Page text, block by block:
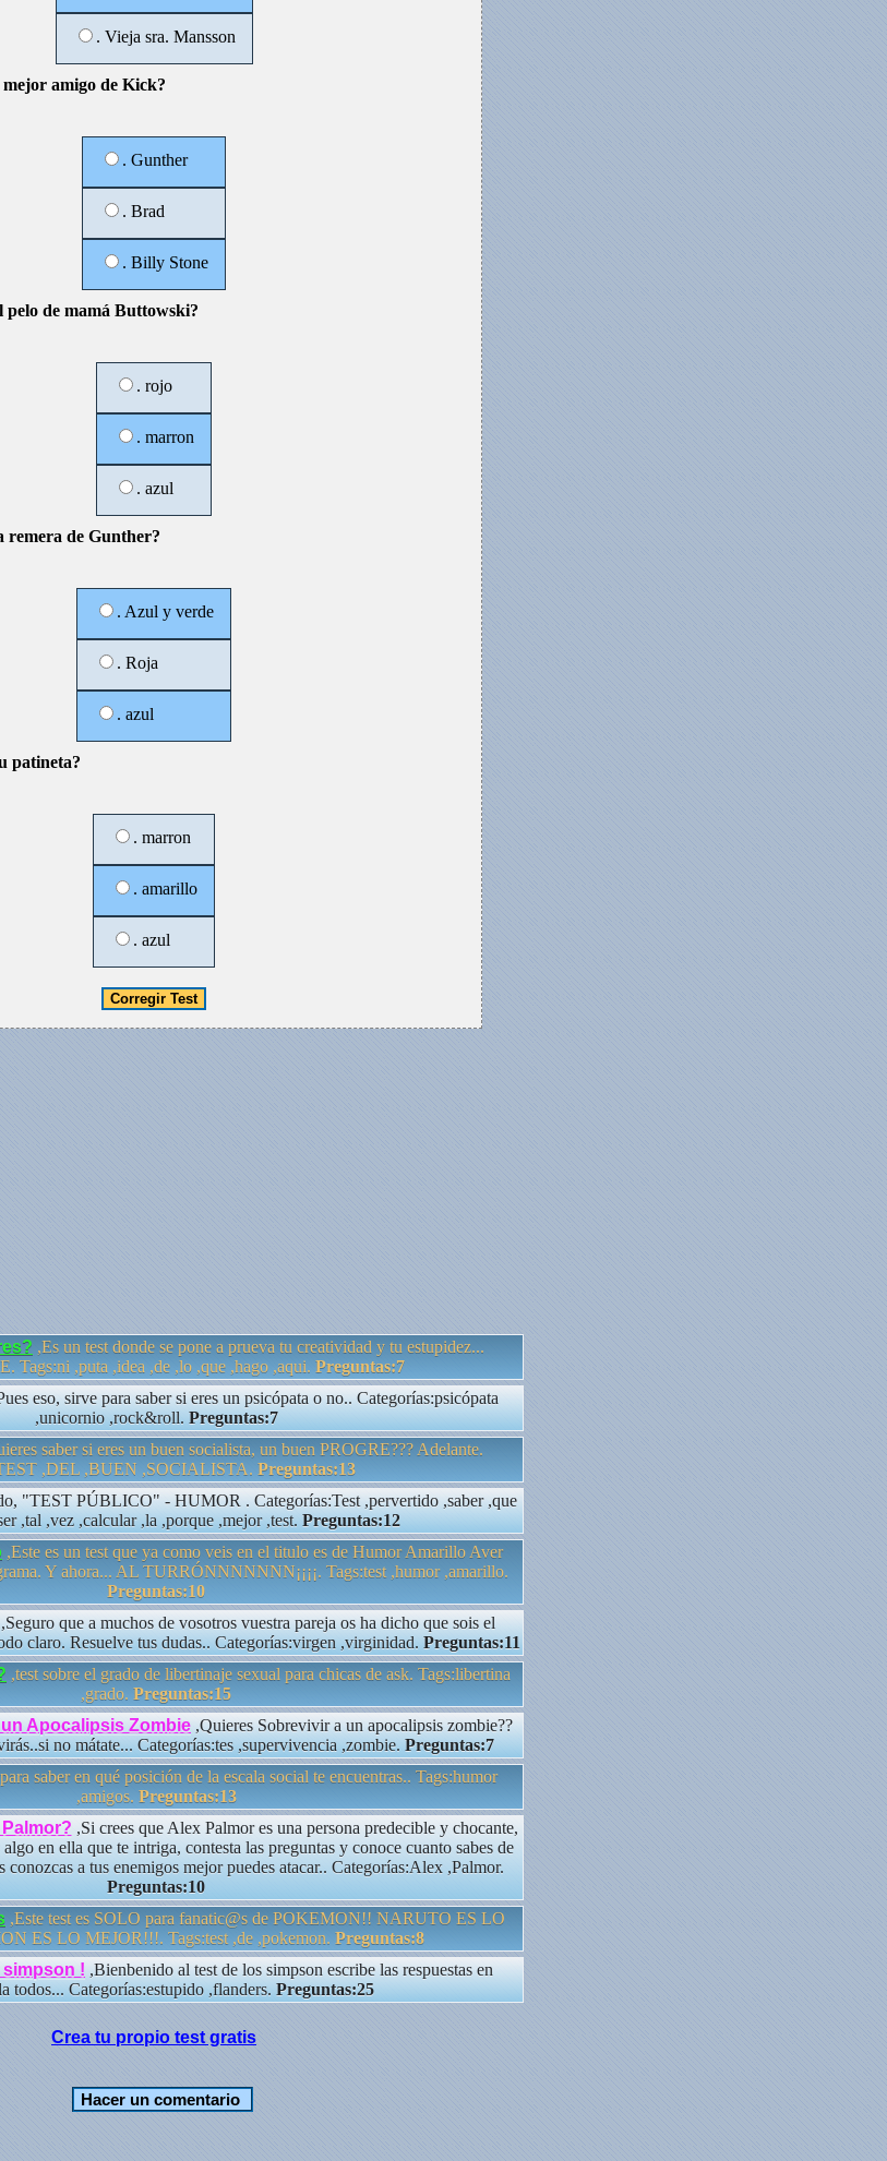
. Vieja sra. Mansson
mejor amigo de Kick?
. Gunther
. Brad
. Billy Stone
pelo de mamá Buttowski?
. rojo
. marron
. azul
remera de Gunther?
. Azul y verde
. Roja
. azul
patineta?
. marron
. amarillo
. azul
,Es un test donde se pone a prueva tu creatividad y tu estupidez...
Tags:ni ,puta ,idea ,de ,lo ,que ,hago ,aqui. Preguntas:7
eso, sirve para saber si eres un psicópata o no.. Categorías:psicópata
,unicornio ,rock&roll. Preguntas:7
saber si eres un buen socialista, un buen PROGRE??? Adelante.
,DEL ,BUEN ,SOCIALISTA. Preguntas:13
"TEST PÚBLICO" - HUMOR . Categorías:Test ,pervertido ,saber ,que
,tal ,vez ,calcular ,la ,porque ,mejor ,test.Preguntas:12
,Este es un test que ya como veis en el titulo es de Humor Amarillo Aver
Y ahora... AL TURRÓNNNNNNN¡¡¡¡. Tags:test ,humor ,amarillo.
Preguntas:10
,Seguro que a muchos de vosotros vuestra pareja os ha dicho que sois el
claro. Resuelve tus dudas.. Categorías:virgen ,virginidad. Preguntas:11
,test sobre el grado de libertinaje sexual para chicas de ask. Tags:libertina
,grado. Preguntas:15
Apocalipsis Zombie ,Quieres Sobrevivir a un apocalipsis zombie??
no mátate... Categorías:tes ,supervivencia ,zombie. Preguntas:7
saber en qué posición de la escala social te encuentras.. Tags:humor
,amigos. Preguntas:13
,Si crees que Alex Palmor es una persona predecible y chocante,
en ella que te intriga, contesta las preguntas y conoce cuanto sabes de
conozcas a tus enemigos mejor puedes atacar.. Categorías:Alex ,Palmor.
Preguntas:10
,Este test es SOLO para fanatic@s de POKEMON!! NARUTO ES LO
ES LO MEJOR!!!. Tags:test ,de ,pokemon. Preguntas:8
simpson ! ,Bienbenido al test de los simpson escribe las respuestas en
todos... Categorías:estupido ,flanders. Preguntas:25
Crea tu propio test gratis